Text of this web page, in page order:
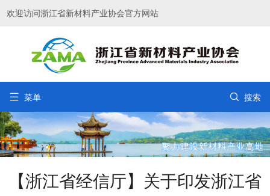
欢迎访问浙江省新材料产业协会官方网站
 菜单  搜索
【浙江省经信厅】关于印发浙江省